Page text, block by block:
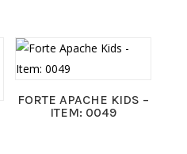
FORTE APACHE KIDS –
ITEM: 0049